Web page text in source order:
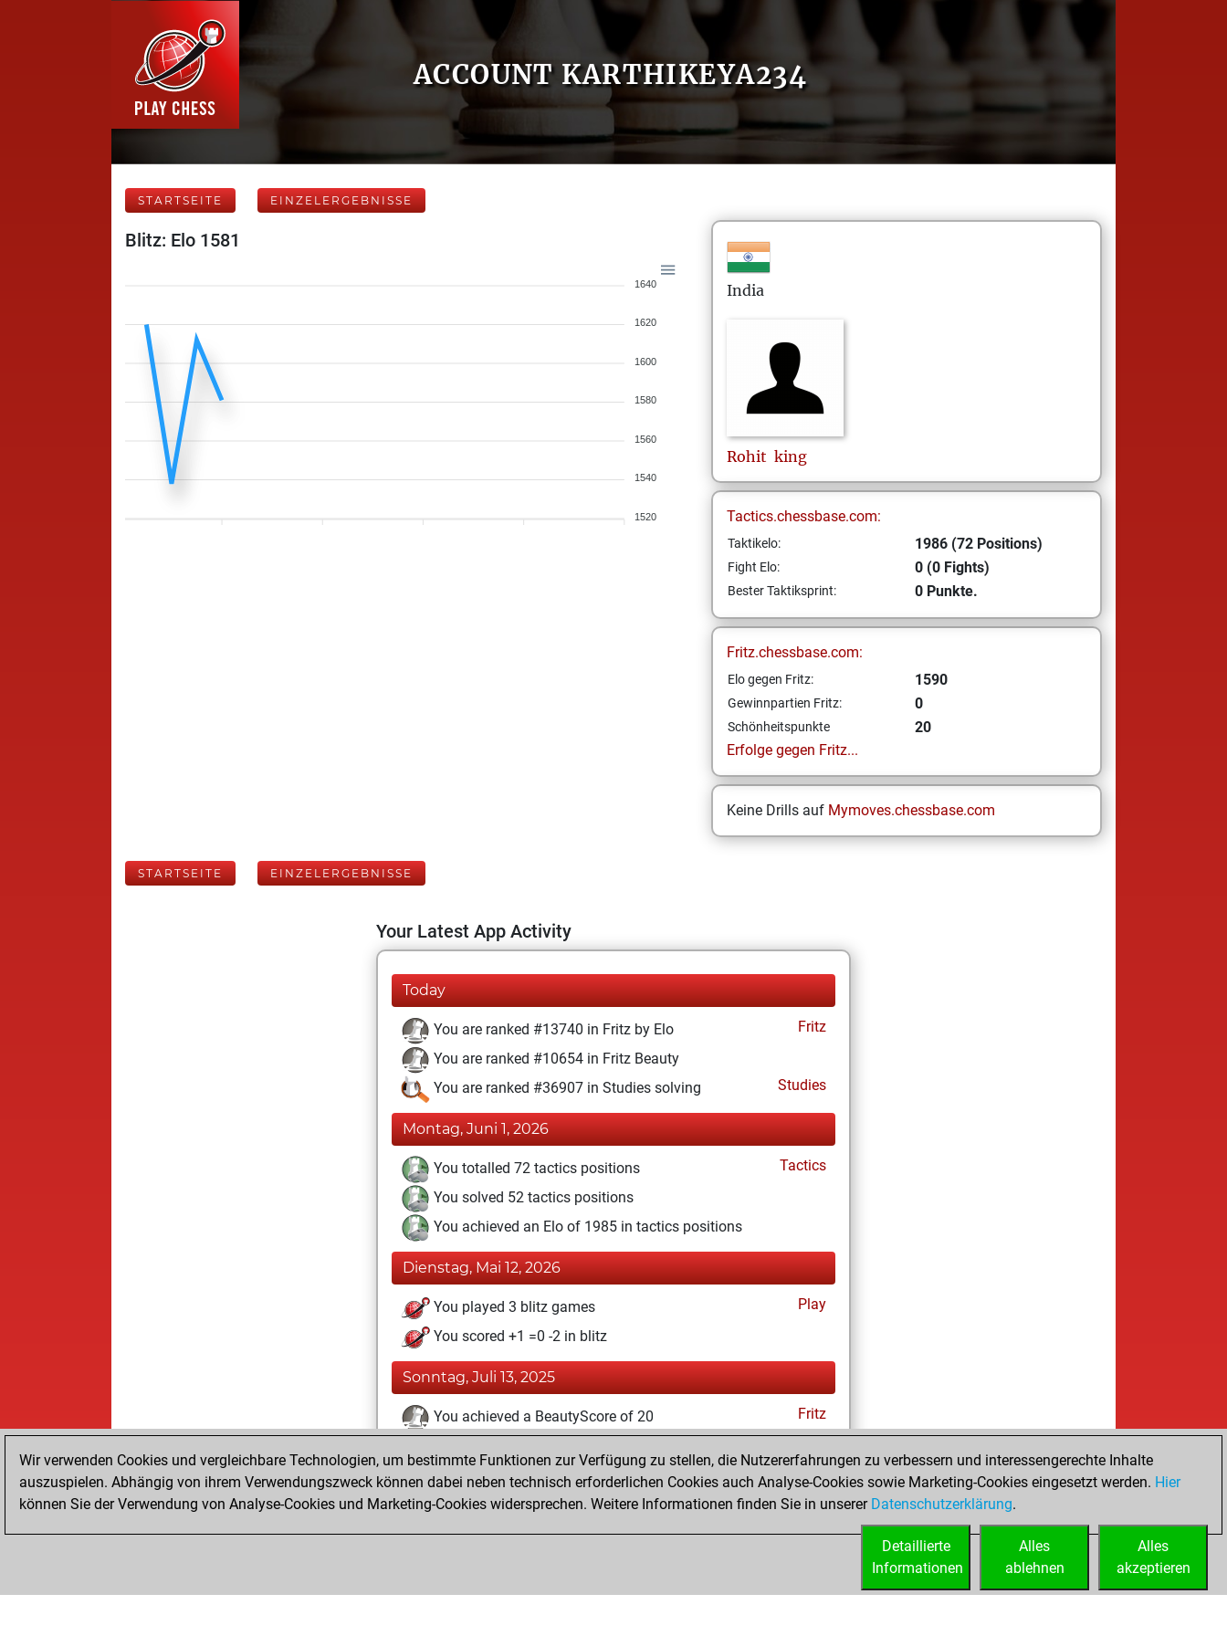
ACCOUNT KARTHIKEYA234
STARTSEITE EINZELERGEBNISSE
Blitz: Elo 1581
1640
1620
1600
1580
1560
1540
1520
India
Rohit king
Tactics.chessbase.com:
Taktikelo: 1986 (72 Positions)
Fight Elo: 0 (0 Fights)
Bester Taktiksprint: 0 Punkte.
Fritz.chessbase.com:
Elo gegen Fritz: 1590
Gewinnpartien Fritz: 0
Schönheitspunkte
20
Erfolge gegen Fritz...
Keine Drills auf Mymoves.chessbase.com
STARTSEITE EINZELERGEBNISSE
Your Latest App Activity
Today
You are ranked #13740 in Fritz by Elo
Fritz
You are ranked #10654 in Fritz Beauty
You are ranked #36907 in Studies solving
Studies
Montag, Juni 1, 2026
You totalled 72 tactics positions
Tactics
You solved 52 tactics positions
You achieved an Elo of 1985 in tactics positions
Dienstag, Mai 12, 2026
You played 3 blitz games
Play
You scored +1 =0 -2 in blitz
Sonntag, Juli 13, 2025
You achieved a BeautyScore of 20
Fritz
You created your Fritz account
You created your Studies account
Studies
Wir verwenden Cookies und vergleichbare Technologien, um bestimmte Funktionen zur Verfügung zu stellen, die Nutzererfahrungen zu verbessern und interessengerechte Inhalte
auszuspielen. Abhängig von ihrem Verwendungszweck können dabei neben technisch erforderlichen Cookies auch Analyse-Cookies sowie Marketing-Cookies eingesetzt werden. Hier
können Sie der Verwendung von Analyse-Cookies und Marketing-Cookies widersprechen. Weitere Informationen finden Sie in unserer Datenschutzerklärung.
Alles
akzeptieren
Alles
ablehnen
Detaillierte
Informationen